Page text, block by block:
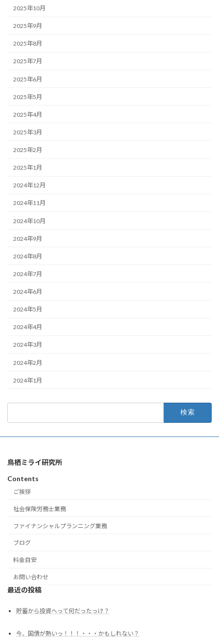
2025年10月
2025年9月
2025年8月
2025年7月
2025年6月
2025年5月
2025年4月
2025年3月
2025年2月
2025年1月
2024年12月
2024年11月
2024年10月
2024年9月
2024年8月
2024年7月
2024年6月
2024年5月
2024年4月
2024年3月
2024年2月
2024年1月
鳥栖ミライ研究所
Contents
ご挨拶
社会保険労務士業務
ファイナンシャルプランニング業務
ブログ
料金目安
お問い合わせ
最近の投稿
貯蓄から投資へって何だったっけ？
今、国債が熱いっ！！！・・・かもしれない？